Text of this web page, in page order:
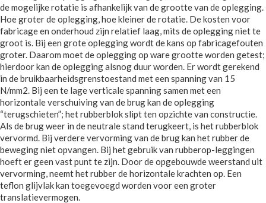
de mogelijke rotatie is afhankelijk van de grootte van de oplegging.
Hoe groter de oplegging, hoe kleiner de rotatie. De kosten voor
fabricage en onderhoud zijn relatief laag, mits de oplegging niet te
groot is. Bij een grote oplegging wordt de kans op fabricagefouten
groter. Daarom moet de oplegging op ware grootte worden getest;
hierdoor kan de oplegging alsnog duur worden. Er wordt gerekend
in de bruikbaarheidsgrenstoestand met een spanning van 15
N/mm2. Bij een te lage verticale spanning samen met een
horizontale verschuiving van de brug kan de oplegging
“terugschieten”; het rubberblok slipt ten opzichte van constructie.
Als de brug weer in de neutrale stand terugkeert, is het rubberblok
vervormd. Bij verdere vervorming van de brug kan het rubber de
beweging niet opvangen. Bij het gebruik van rubberop-leggingen
hoeft er geen vast punt te zijn. Door de opgebouwde weerstand uit
vervorming, neemt het rubber de horizontale krachten op. Een
teflon glijvlak kan toegevoegd worden voor een groter
translatievermogen.